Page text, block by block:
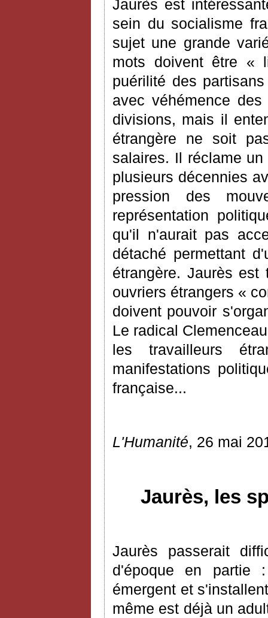
Jaurès est
sein du socialisme
sujet une grande
mots doivent être «
puérilité des
avec véhémence
divisions, mais il
étrangère ne soit
salaires. Il réclame
plusieurs décennies
pression des
représentation
qu'il n'aurait pas
détaché permettant
étrangère. Jaurès
ouvriers étrangers «
doivent pouvoir
Le radical
les travailleurs
manifestations
française...
L'Humanité, 26 mai
Jaurès, les
Jaurès passerait
d'époque en partie
émergent et
même est déjà un